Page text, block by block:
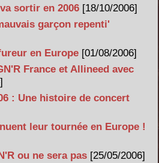
sortir en 2006 [18/10/2006]
garçon repenti'
en Europe [01/08/2006]
France et Allineed avec
: Une histoire de concert
leur tournée en Europe !
ou ne sera pas [25/05/2006]